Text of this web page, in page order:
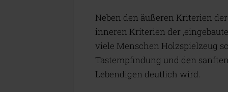
Neben den äußeren Kriterien
inneren Kriterien der
viele Menschen Holzspielzeug
Tastempfindung und den
Lebendigen deutlich wird.